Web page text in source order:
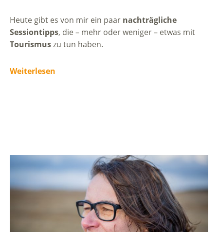
Heute gibt es von mir ein paar nachträgliche
Sessiontipps, die – mehr oder weniger – etwas mit
Tourismuszu tun haben.
Weiterlesen